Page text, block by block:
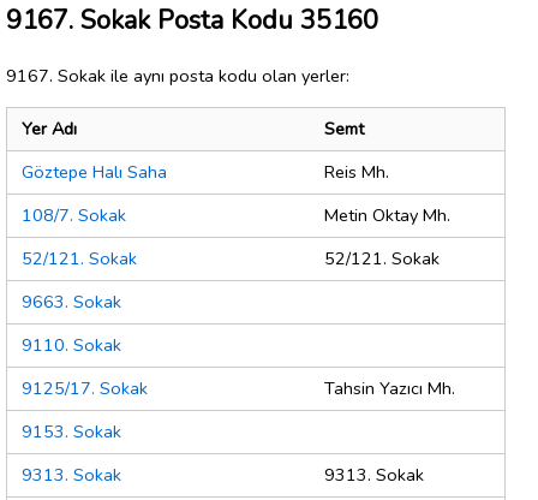
9167. Sokak Posta Kodu 35160
9167. Sokak ile aynı posta kodu olan yerler:
Yer Adı
Semt
Göztepe Halı Saha
Reis Mh.
108/7. Sokak
Metin Oktay Mh.
52/121. Sokak
52/121. Sokak
9663. Sokak
9110. Sokak
9125/17. Sokak
Tahsin Yazıcı Mh.
9153. Sokak
9313. Sokak
9313. Sokak